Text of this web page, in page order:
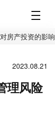
房产投资的影
2023.08.21
理风险